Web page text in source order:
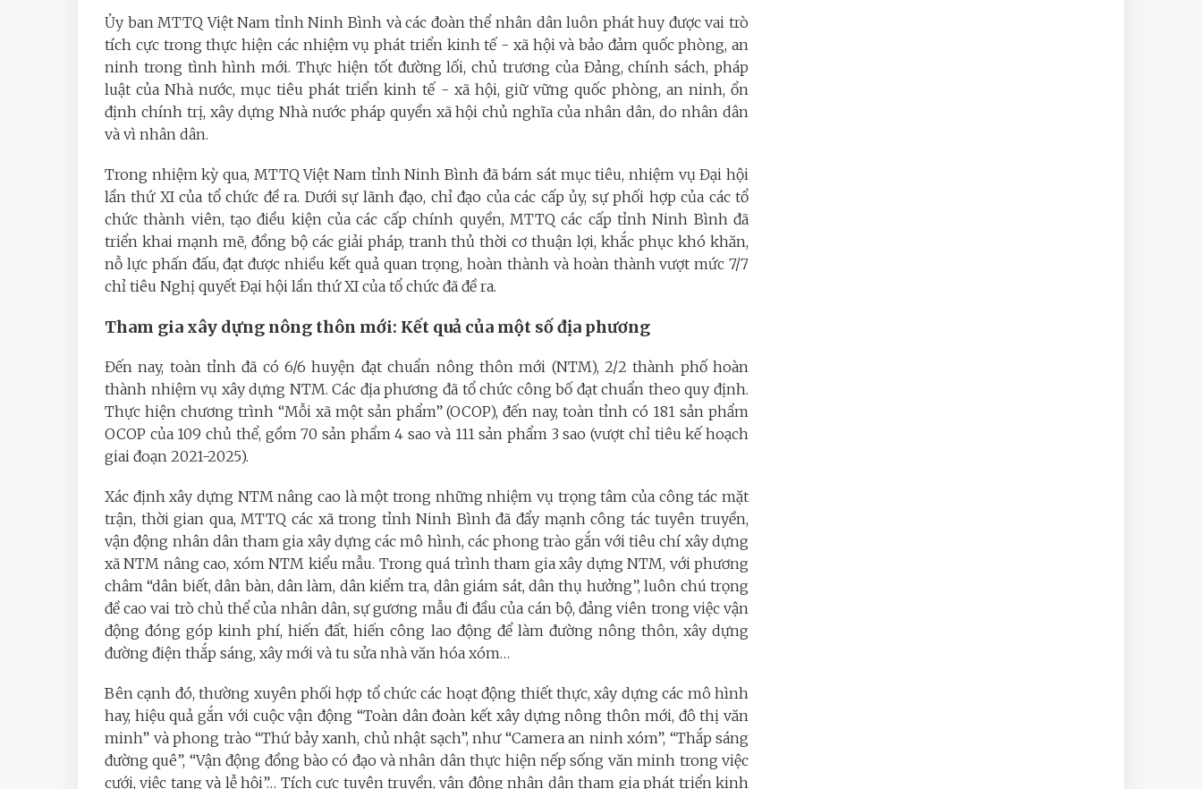
Ủy ban MTTQ Việt Nam tỉnh Ninh Bình và các đoàn thể nhân dân luôn phát huy được vai trò
tích cực trong thực hiện các nhiệm vụ phát triển kinh tế - xã hội và bảo đảm quốc phòng, an
ninh trong tình hình mới. Thực hiện tốt đường lối, chủ trương của Đảng, chính sách, pháp
luật của Nhà nước, mục tiêu phát triển kinh tế - xã hội, giữ vững quốc phòng, an ninh, ổn
định chính trị, xây dựng Nhà nước pháp quyền xã hội chủ nghĩa của nhân dân, do nhân dân
và vì nhân dân.
Trong nhiệm kỳ qua, MTTQ Việt Nam tỉnh Ninh Bình đã bám sát mục tiêu, nhiệm vụ Đại hội
lần thứ XI của tổ chức đề ra. Dưới sự lãnh đạo, chỉ đạo của các cấp ủy, sự phối hợp của các tổ
chức thành viên, tạo điều kiện của các cấp chính quyền, MTTQ các cấp tỉnh Ninh Bình đã
triển khai mạnh mẽ, đồng bộ các giải pháp, tranh thủ thời cơ thuận lợi, khắc phục khó khăn,
nỗ lực phấn đấu, đạt được nhiều kết quả quan trọng, hoàn thành và hoàn thành vượt mức 7/7
chỉ tiêu Nghị quyết Đại hội lần thứ XI của tổ chức đã đề ra.
Tham gia xây dựng nông thôn mới: Kết quả của một số địa phương
Đến nay, toàn tỉnh đã có 6/6 huyện đạt chuẩn nông thôn mới (NTM), 2/2 thành phố hoàn
thành nhiệm vụ xây dựng NTM. Các địa phương đã tổ chức công bố đạt chuẩn theo quy định.
Thực hiện chương trình “Mỗi xã một sản phẩm” (OCOP), đến nay, toàn tỉnh có 181 sản phẩm
OCOP của 109 chủ thể, gồm 70 sản phẩm 4 sao và 111 sản phẩm 3 sao (vượt chỉ tiêu kế hoạch
giai đoạn 2021-2025).
Xác định xây dựng NTM nâng cao là một trong những nhiệm vụ trọng tâm của công tác mặt
trận, thời gian qua, MTTQ các xã trong tỉnh Ninh Bình đã đẩy mạnh công tác tuyên truyền,
vận động nhân dân tham gia xây dựng các mô hình, các phong trào gắn với tiêu chí xây dựng
xã NTM nâng cao, xóm NTM kiểu mẫu. Trong quá trình tham gia xây dựng NTM, với phương
châm “dân biết, dân bàn, dân làm, dân kiểm tra, dân giám sát, dân thụ hưởng”, luôn chú trọng
đề cao vai trò chủ thể của nhân dân, sự gương mẫu đi đầu của cán bộ, đảng viên trong việc vận
động đóng góp kinh phí, hiến đất, hiến công lao động để làm đường nông thôn, xây dựng
đường điện thắp sáng, xây mới và tu sửa nhà văn hóa xóm…
Bên cạnh đó, thường xuyên phối hợp tổ chức các hoạt động thiết thực, xây dựng các mô hình
hay, hiệu quả gắn với cuộc vận động “Toàn dân đoàn kết xây dựng nông thôn mới, đô thị văn
minh” và phong trào “Thứ bảy xanh, chủ nhật sạch”, như “Camera an ninh xóm”, “Thắp sáng
đường quê”, “Vận động đồng bào có đạo và nhân dân thực hiện nếp sống văn minh trong việc
cưới, việc tang và lễ hội”… Tích cực tuyên truyền, vận động nhân dân tham gia phát triển kinh